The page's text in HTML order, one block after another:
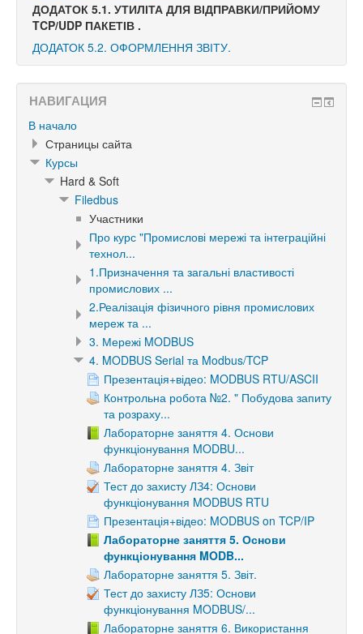
ДОДАТОК 5.1. УТИЛІТА ДЛЯ ВІДПРАВКИ/ПРИЙОМУ
TCP/UDP ПАКЕТІВ .
ДОДАТОК 5.2. ОФОРМЛЕННЯ ЗВІТУ.
НАВИГАЦИЯ
В начало
Страницы сайта
Курсы
Hard & Soft
Filedbus
Участники
Про курс "Промислові мережі та інтеграційні
технол...
1.Призначення та загальні властивості
промислових ...
2.Реалізація фізичного рівня промислових
мереж та ...
3. Мережі MODBUS
4. MODBUS Serial та Modbus/TCP
Презентація+відео: MODBUS RTU/ASCII
Контрольна робота №2. " Побудова запиту
та розраху...
Лабораторне заняття 4. Основи
функціонування MODBU...
Лабораторне заняття 4. Звіт
Тест до захисту ЛЗ4: Основи
функціонування MODBUS RTU
Презентація+відео: MODBUS on TCP/IP
Лабораторне заняття 5. Основи
функціонування MODB...
Лабораторне заняття 5. Звіт.
Тест до захисту ЛЗ5: Основи
функціонування MODBUS/...
Лабораторне заняття 6. Використання